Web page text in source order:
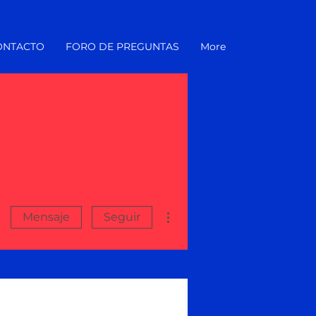
FORO DE PREGUNTAS More
Mensaje Seguir